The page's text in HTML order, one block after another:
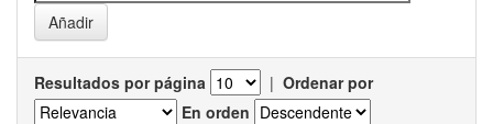
Resultados por página | Ordenar por
En orden